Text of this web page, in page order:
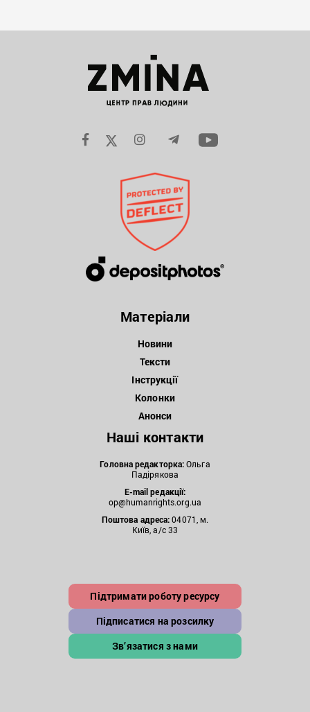
Матеріали
Новини
Тексти
Інструкції
Колонки
Анонси
Наші контакти
Головна редакторка:Ольга
Падірякова
E-mail редакції:
op@humanrights.org.ua
Поштова адреса:04071, м.
Київ, а/с 33
Підтримати роботу ресурсу
Підписатися на розсилку
Зв’язатися з нами